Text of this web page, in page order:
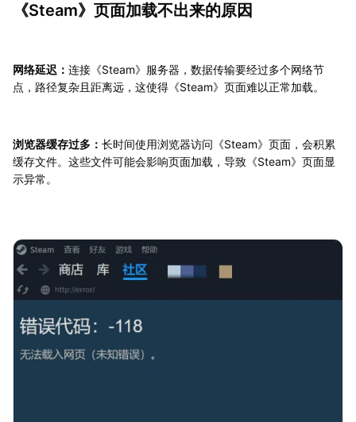
《Steam》页面加载不出来的原因
网络延迟： 连接《Steam》服务器，数据传输要经过多个网络节
点，路径复杂且距离远，这使得《Steam》页面难以正常加载。
浏览器缓存过多： 长时间使用浏览器访问《Steam》页面，会积累
缓存文件。这些文件可能会影响页面加载，导致《Steam》页面显
示异常。